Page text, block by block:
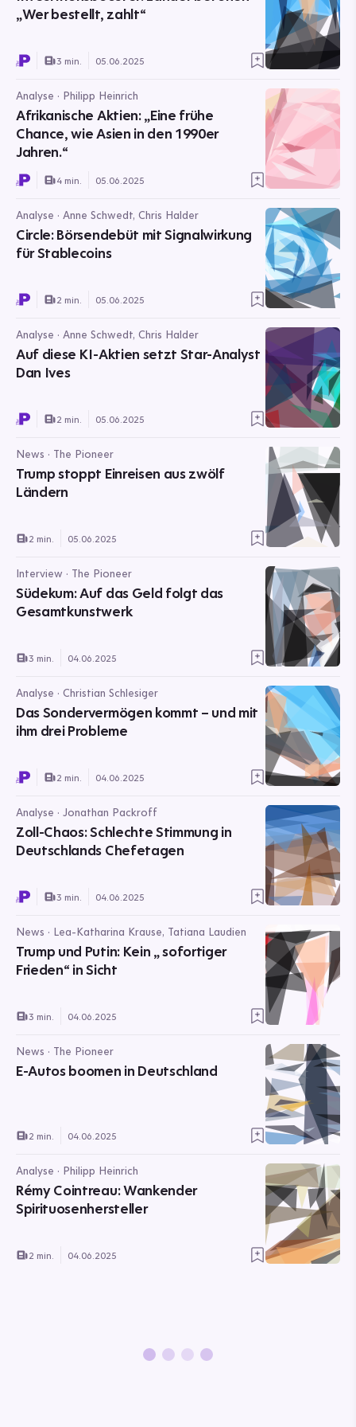
„Wer bestellt, zahlt“
3 min. 05.06.2025
Analyse · Philipp Heinrich
Afrikanische Aktien: „Eine frühe
Chance, wie Asien in den 1990er
Jahren.“
4 min. 05.06.2025
Analyse · Anne Schwedt, Chris Halder
Circle: Börsendebüt mit Signalwirkung
für Stablecoins
2 min. 05.06.2025
Analyse · Anne Schwedt, Chris Halder
Auf diese KI-Aktien setzt Star-Analyst
Dan Ives
2 min. 05.06.2025
News · The Pioneer
Trump stoppt Einreisen aus zwölf
Ländern
2 min. 05.06.2025
Interview · The Pioneer
Südekum: Auf das Geld folgt das
Gesamtkunstwerk
3 min. 04.06.2025
Analyse · Christian Schlesiger
Das Sondervermögen kommt – und mit
ihm drei Probleme
2 min. 04.06.2025
Analyse · Jonathan Packroff
Zoll-Chaos: Schlechte Stimmung in
Deutschlands Chefetagen
3 min. 04.06.2025
News · Lea-Katharina Krause, Tatiana Laudien
Trump und Putin: Kein „ sofortiger
Frieden“ in Sicht
3 min. 04.06.2025
News · The Pioneer
E-Autos boomen in Deutschland
2 min. 04.06.2025
Analyse · Philipp Heinrich
Rémy Cointreau: Wankender
Spirituosenhersteller
2 min. 04.06.2025